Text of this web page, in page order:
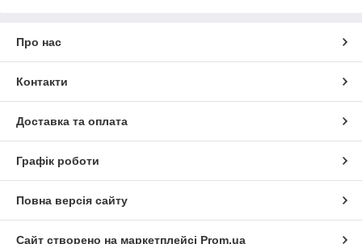
Про нас
Контакти
Доставка та оплата
Графік роботи
Повна версія сайту
Сайт створено на маркетплейсі Prom.ua